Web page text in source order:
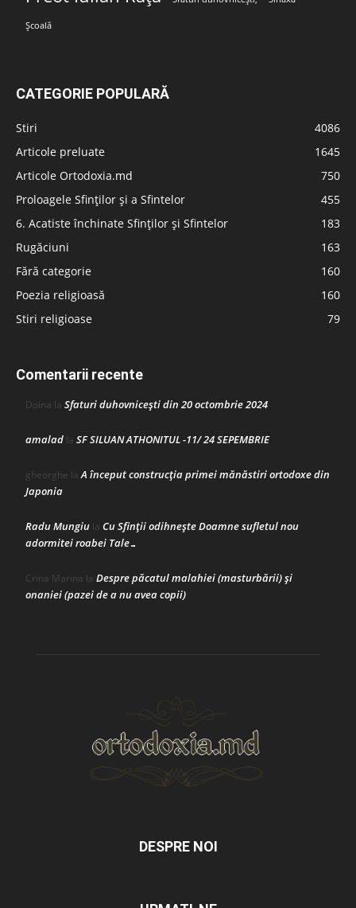
Școală
CATEGORIE POPULARĂ
Stiri
4086
Articole preluate
1645
Articole Ortodoxia.md
750
Proloagele Sfinților și a Sfintelor
455
6. Acatiste închinate Sfinților și Sfintelor
183
Rugăciuni
163
Fără categorie
160
Poezia religioasă
160
Stiri religioase
79
Comentarii recente
Doina la Sfaturi duhovnicești din 20 octombrie 2024
amalad la SF SILUAN ATHONITUL -11/ 24 SEPEMBRIE
gheorghe laA început construcţia primei mănăstiri ortodoxe din
Japonia
Radu Mungiu la Cu Sfinții odihnește Doamne sufletul nou
adormitei roabei Tale…
Crina Marina la Despre păcatul malahiei (masturbării) şi
onaniei (pazei de a nu avea copii)
DESPRE NOI